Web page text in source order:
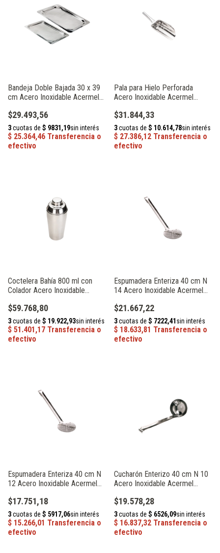
Bandeja Doble Bajada 30 x 39
cm Acero Inoxidable Acermel
$29.493,56
Pala para Hielo Perforada
Acero Inoxidable Acermel
$31.844,33
Coctelera Bahía 800 ml con
Colador Acero Inoxidable
$59.768,80
Espumadera Enteriza 40 cm N
14 Acero Inoxidable Acermel
$21.667,22
Espumadera Enteriza 40 cm N
12 Acero Inoxidable Acermel
$17.751,18
Cucharón Enterizo 40 cm N 10
Acero Inoxidable Acermel
$19.578,28